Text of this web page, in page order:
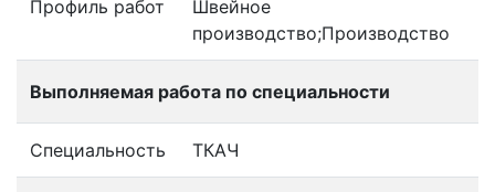
Профиль работ
Швейное
производство;Производство
Выполняемая работа по специальности
Специальность ТКАЧ